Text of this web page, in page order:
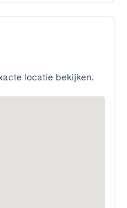
locatie bekijken.